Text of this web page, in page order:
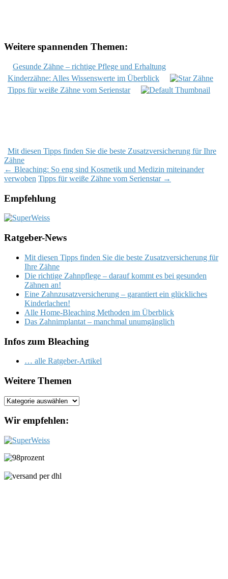
Weitere spannenden Themen:
Gesunde Zähne – richtige Pflege und Erhaltung
Kinderzähne: Alles Wissenswerte im Überblick
Tipps für weiße Zähne vom Serienstar
Mit diesen Tipps finden Sie die beste Zusatzversicherung für Ihre
Zähne
Post
navigation
← Bleaching: So eng sind Kosmetik und Medizin miteinander
verwoben Tipps für weiße Zähne vom Serienstar →
Empfehlung
Ratgeber-News
Mit diesen Tipps finden Sie die beste Zusatzversicherung für
Ihre Zähne
Die richtige Zahnpflege – darauf kommt es bei gesunden
Zähnen an!
Eine Zahnzusatzversicherung – garantiert ein glückliches
Kinderlachen!
Alle Home-Bleaching Methoden im Überblick
Das Zahnimplantat – manchmal unumgänglich
Infos zum Bleaching
… alle Ratgeber-Artikel
Weitere Themen
Weitere
Wir empfehlen: